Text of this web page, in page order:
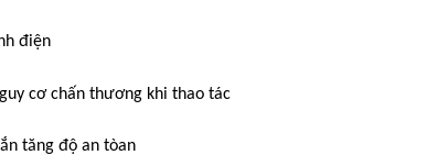
điện
cơ chấn thương khi thao tác
tăng độ an tòan